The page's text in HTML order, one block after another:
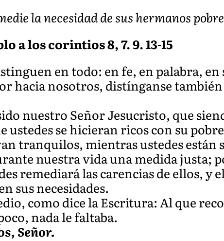
la necesidad de sus hermanos
a los corintios 8, 7. 9. 13-15
en todo: en fe, en palabra,
hacia nosotros, distínganse
nuestro Señor Jesucristo, que
ustedes se hicieran ricos con su
tranquilos, mientras ustedes
nuestra vida una medida justa;
remediará las carencias de ellos, y
sus necesidades.
como dice la Escritura: Al que
nada le faltaba.
Señor.